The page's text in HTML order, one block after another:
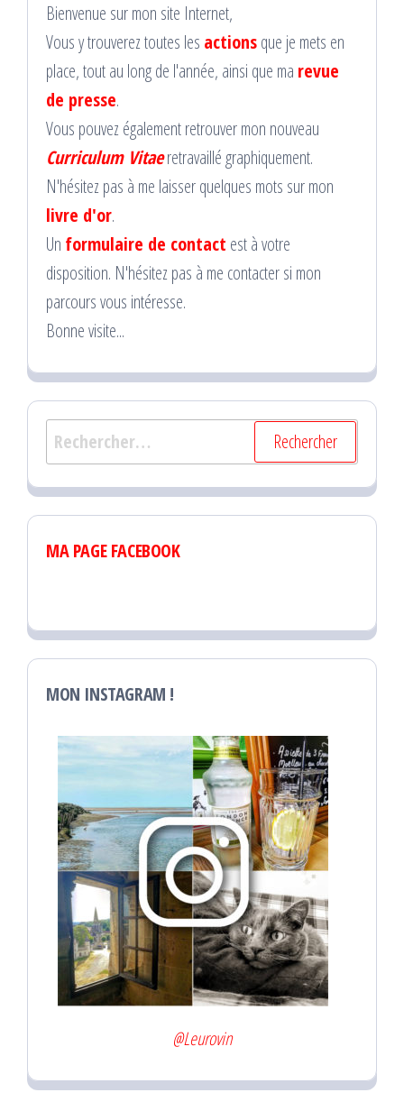
Bienvenue sur mon site Internet,
Vous y trouverez toutes les actionsque je mets en
place, tout au long de l'année, ainsi que ma revue
de presse.
Vous pouvez également retrouver mon nouveau
Curriculum Vitaeretravaillé graphiquement.
N'hésitez pas à me laisser quelques mots sur mon
livre d'or.
Un formulaire de contact est à votre
disposition. N'hésitez pas à me contacter si mon
parcours vous intéresse.
Bonne visite...
Rechercher :
MA PAGE FACEBOOK
MON INSTAGRAM !
@Leurovin